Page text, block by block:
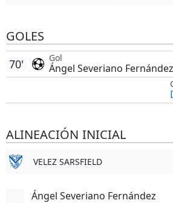
GOLES
Gol
Ángel Severiano Fernández
70'
ALINEACIÓN INICIAL
VELEZ SARSFIELD
Ángel Severiano Fernández